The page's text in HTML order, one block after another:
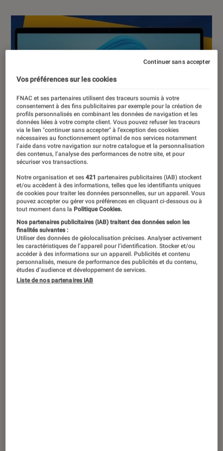
HP OmniBook X Flip 14 : Le Copilot+ PC
sous Windows 11 pour vivre « le meilleur
ACTU
Informatique • 27 mai. 2026
Vos préférences sur les cookies
FNAC et ses partenaires utilisent des traceurs soumis à votre
consentement à des fins publicitaires par exemple pour la création de
profils personnalisés en combinant les données de navigation et les
données liées à votre compte client. Vous pouvez refuser les traceurs
via le lien "continuer sans accepter" à l’exception des cookies
nécessaires au fonctionnement optimal de nos services notamment
l’aide dans votre navigation sur notre catalogue et la personnalisation
des contenus, l’analyse des performances de notre site, et pour
sécuriser vos transactions.
Notre organisation et ses421 partenaires publicitaires (IAB) stockent
et/ou accèdent à des informations, telles que les identifiants uniques
de cookies pour traiter les données personnelles, sur un appareil. Vous
pouvez accepter ou gérer vos préférences en cliquant ci-dessous ou à
tout moment dans la Politique Cookies.
Nos partenaires publicitaires (IAB) traitent des données selon les
finalités suivantes :
Utiliser des données de géolocalisation précises. Analyser activement
les caractéristiques de l’appareil pour l’identification. Stocker et/ou
accéder à des informations sur un appareil. Publicités et contenu
personnalisés, mesure de performance des publicités et du contenu,
études d’audience et développement de services.
Liste de nos partenaires IAB
Continuer sans accepter